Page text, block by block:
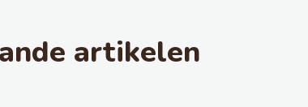
artikelen